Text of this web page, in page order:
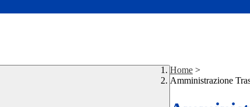
Home >
Amministrazione